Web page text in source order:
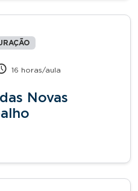
16 horas/aula
Novas